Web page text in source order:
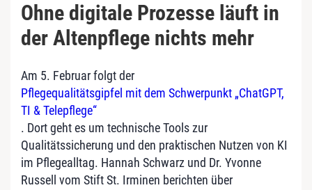
Ohne digitale Prozesse läuft in
der Altenpflege nichts mehr
Am 5. Februar folgt der
Pflegequalitätsgipfel mit dem Schwerpunkt „ChatGPT,
TI & Telepflege“
. Dort geht es um technische Tools zur
Qualitätssicherung und den praktischen Nutzen von KI
im Pflegealltag. Hannah Schwarz und Dr. Yvonne
Russell vom Stift St. Irminen berichten über